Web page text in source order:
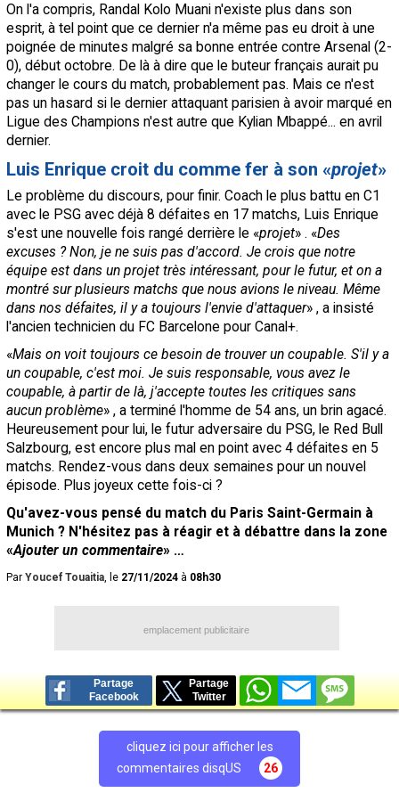
On l'a compris, Randal Kolo Muani n'existe plus dans son
esprit, à tel point que ce dernier n'a même pas eu droit à une
poignée de minutes malgré sa bonne entrée contre Arsenal (2-
0), début octobre. De là à dire que le buteur français aurait pu
changer le cours du match, probablement pas. Mais ce n'est
pas un hasard si le dernier attaquant parisien à avoir marqué en
Ligue des Champions n'est autre que Kylian Mbappé... en avril
dernier.
Luis Enrique croit du comme fer à son «projet»
Le problème du discours, pour finir. Coach le plus battu en C1
avec le PSG avec déjà 8 défaites en 17 matchs, Luis Enrique
s'est une nouvelle fois rangé derrière le «projet» . «Des
excuses ? Non, je ne suis pas d'accord. Je crois que notre
équipe est dans un projet très intéressant, pour le futur, et on a
montré sur plusieurs matchs que nous avions le niveau. Même
dans nos défaites, il y a toujours l'envie d'attaquer» , a insisté
l'ancien technicien du FC Barcelone pour Canal+.
«Mais on voit toujours ce besoin de trouver un coupable. S'il y a
un coupable, c'est moi. Je suis responsable, vous avez le
coupable, à partir de là, j'accepte toutes les critiques sans
aucun problème» , a terminé l'homme de 54 ans, un brin agacé.
Heureusement pour lui, le futur adversaire du PSG, le Red Bull
Salzbourg, est encore plus mal en point avec 4 défaites en 5
matchs. Rendez-vous dans deux semaines pour un nouvel
épisode. Plus joyeux cette fois-ci ?
Qu'avez-vous pensé du match du Paris Saint-Germain à
Munich ? N'hésitez pas à réagir et à débattre dans la zone
«Ajouter un commentaire» …
Par Youcef Touaitia, le 27/11/2024 à 08h30
emplacement publicitaire
Partage
Facebook
Partage
Twitter
cliquez ici pour afficher les
commentaires disqUS
26